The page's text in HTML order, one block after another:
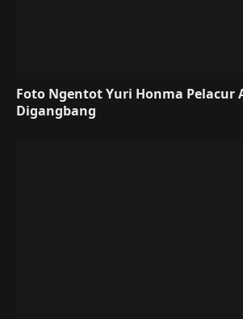
Foto Ngentot Yuri Honma Pelacur
Digangbang